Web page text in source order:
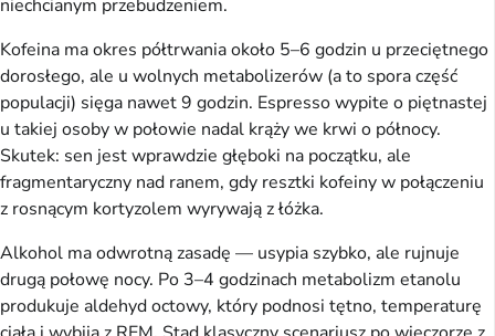
niechcianym przebudzeniem.
Kofeina ma okres półtrwania około 5–6 godzin u przeciętnego
dorosłego, ale u wolnych metabolizerów (a to spora część
populacji) sięga nawet 9 godzin. Espresso wypite o piętnastej
u takiej osoby w połowie nadal krąży we krwi o północy.
Skutek: sen jest wprawdzie głęboki na początku, ale
fragmentaryczny nad ranem, gdy resztki kofeiny w połączeniu
z rosnącym kortyzolem wyrywają z łóżka.
Alkohol ma odwrotną zasadę — usypia szybko, ale rujnuje
drugą połowę nocy. Po 3–4 godzinach metabolizm etanolu
produkuje aldehyd octowy, który podnosi tętno, temperaturę